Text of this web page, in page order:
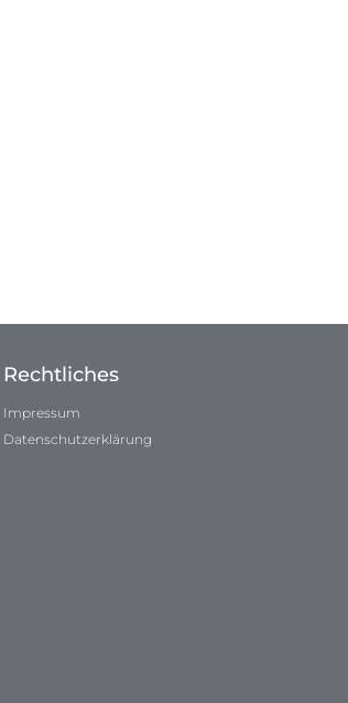
Rechtliches
Impressum
Datenschutzerklärung